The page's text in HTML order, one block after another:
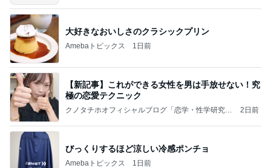
大好きなおいしさのクラシックプリン
Amebaトピックス 1日前
【新記事】これができる女性を男は手放せない！究
極の恋愛テクニック
クノタチホオフィシャルブログ「恋学・性学研究
2日前
びっくりするほど涼しい冷感ポンチョ
Amebaトピックス 1日前